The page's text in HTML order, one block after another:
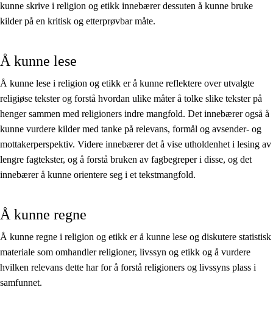
kunne skrive i religion og etikk innebærer dessuten å kunne bruke
kilder på en kritisk og etterprøvbar måte.
Å kunne lese
Å kunne lese i religion og etikk er å kunne reflektere over utvalgte
religiøse tekster og forstå hvordan ulike måter å tolke slike tekster på
henger sammen med religioners indre mangfold. Det innebærer også å
kunne vurdere kilder med tanke på relevans, formål og avsender- og
mottakerperspektiv. Videre innebærer det å vise utholdenhet i lesing av
lengre fagtekster, og å forstå bruken av fagbegreper i disse, og det
innebærer å kunne orientere seg i et tekstmangfold.
Å kunne regne
Å kunne regne i religion og etikk er å kunne lese og diskutere statistisk
materiale som omhandler religioner, livssyn og etikk og å vurdere
hvilken relevans dette har for å forstå religioners og livssyns plass i
samfunnet.